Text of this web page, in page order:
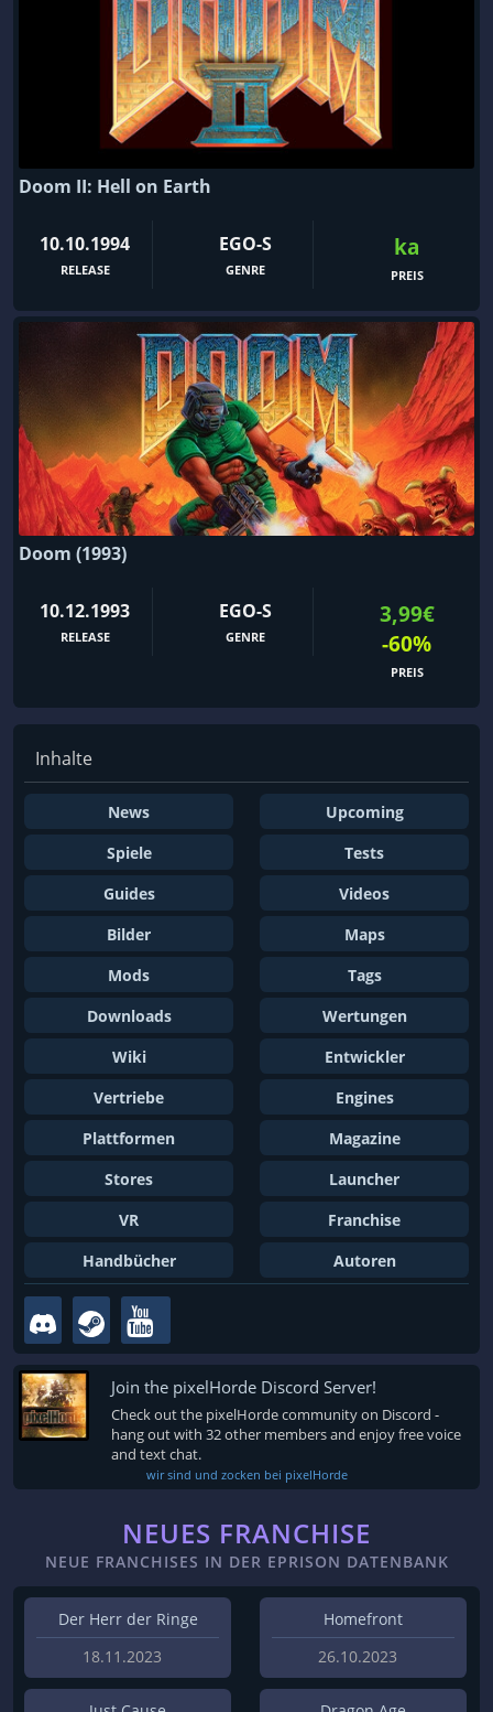
Doom II: Hell on Earth
10.10.1994
RELEASE
EGO-S
GENRE
ka
PREIS
Doom (1993)
10.12.1993
RELEASE
EGO-S
GENRE
3,99€
-60%
PREIS
Inhalte
News
Upcoming
Spiele
Tests
Guides
Videos
Bilder
Maps
Mods
Tags
Downloads
Wertungen
Wiki
Entwickler
Vertriebe
Engines
Plattformen
Magazine
Stores
Launcher
VR
Franchise
Handbücher
Autoren
Join the pixelHorde Discord Server!
Check out the pixelHorde community on Discord -
hang out with 32 other members and enjoy free voice
and text chat.
wir sind und zocken bei pixelHorde
NEUES FRANCHISE
NEUE FRANCHISES IN DER EPRISON DATENBANK
Der Herr der Ringe
18.11.2023
Homefront
26.10.2023